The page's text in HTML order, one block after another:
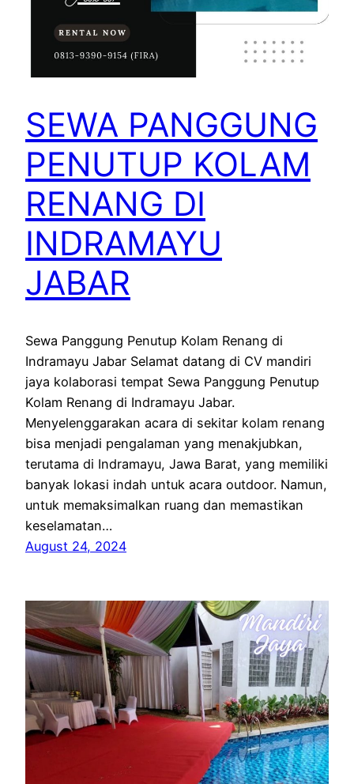
SEWA PANGGUNG
PENUTUP KOLAM
RENANG DI
INDRAMAYU
JABAR
Sewa Panggung Penutup Kolam Renang di
Indramayu Jabar Selamat datang di CV mandiri
jaya kolaborasi tempat Sewa Panggung Penutup
Kolam Renang di Indramayu Jabar.
Menyelenggarakan acara di sekitar kolam renang
bisa menjadi pengalaman yang menakjubkan,
terutama di Indramayu, Jawa Barat, yang memiliki
banyak lokasi indah untuk acara outdoor. Namun,
untuk memaksimalkan ruang dan memastikan
keselamatan…
August 24, 2024